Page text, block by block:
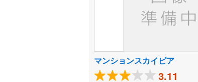
マンションスカイピア
3.11